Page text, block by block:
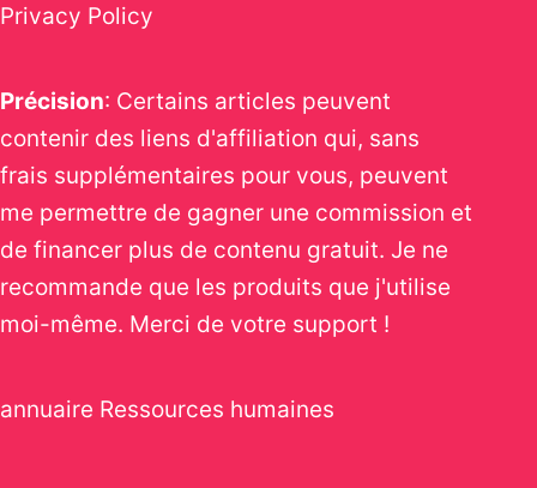
Privacy Policy
Précision: Certains articles peuvent
contenir des liens d'affiliation qui, sans
frais supplémentaires pour vous, peuvent
me permettre de gagner une commission et
de financer plus de contenu gratuit. Je ne
recommande que les produits que j'utilise
moi-même. Merci de votre support !
annuaire Ressources humaines